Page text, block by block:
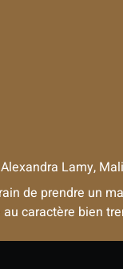
Lamy,
de prendre un
caractère bien